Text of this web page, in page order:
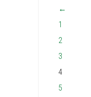
←
1
2
3
4
5